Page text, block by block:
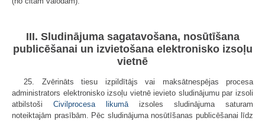
III. Sludinājuma sagatavošana, nosūtīšana
publicēšanai un izvietošana elektronisko izsoļu
vietnē
25. Zvērināts tiesu izpildītājs vai maksātnespējas procesa
administrators elektronisko izsoļu vietnē ievieto sludinājumu par izsoli
atbilstoši Civilprocesa likumā izsoles sludinājuma saturam
noteiktajām prasībām. Pēc sludinājuma nosūtīšanas publicēšanai līdz